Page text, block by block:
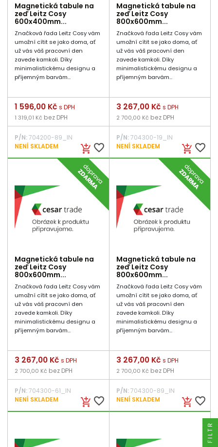
Magnetická tabule na
zeď Leitz Cosy
600x400mm...
Značková řada Leitz Cosy vám
umožní cítit se jako doma, ať
už vás váš pracovní den
zavede kamkoli. Díky
minimalistickému designu a
příjemným barvám...
add_shopping_cart favorite_border
Cena
1 596,00 Kč s DPH
1 319,01 Kč bez DPH
P/N:704200-89_IN
NENÍ SKLADEM
Magnetická tabule na
zeď Leitz Cosy
800x600mm...
Značková řada Leitz Cosy vám
umožní cítit se jako doma, ať
už vás váš pracovní den
zavede kamkoli. Díky
minimalistickému designu a
příjemným barvám...
add_shopping_cart favorite_border
Cena
3 267,00 Kč s DPH
2 700,00 Kč bez DPH
P/N:704300-19_IN
NENÍ SKLADEM
Magnetická tabule na
zeď Leitz Cosy
800x600mm...
Značková řada Leitz Cosy vám
umožní cítit se jako doma, ať
už vás váš pracovní den
zavede kamkoli. Díky
minimalistickému designu a
příjemným barvám...
add_shopping_cart favorite_border
Cena
3 267,00 Kč s DPH
2 700,00 Kč bez DPH
P/N:704300-61_IN
NENÍ SKLADEM
Magnetická tabule na
zeď Leitz Cosy
800x600mm...
Značková řada Leitz Cosy vám
umožní cítit se jako doma, ať
už vás váš pracovní den
zavede kamkoli. Díky
minimalistickému designu a
příjemným barvám...
add_shopping_cart favorite_border
Cena
3 267,00 Kč s DPH
2 700,00 Kč bez DPH
P/N:704300-89_IN
NENÍ SKLADEM
FILTR